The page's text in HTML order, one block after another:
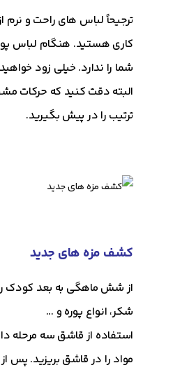
ترجیحاً لباس های راحت و نرم
کاری هستید. هنگام لباس
شما را ندارد. خیلی زود
البته دقت کنید که حرکات
ترتیب را در پیش بگیرید.
کشف مزه های جدید
از شش ماهگی به بعد کودک را
شکر، انواع پوره و ...
استفاده از قاشق سه مرحله
مواد را در قاشق بریزید.